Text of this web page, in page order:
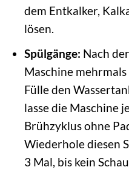
dem Entkalker,
lösen.
Spülgänge: Nach
Maschine
Fülle den
lasse die Maschine
Brühzyklus ohne
Wiederhole diesen
3 Mal, bis kein